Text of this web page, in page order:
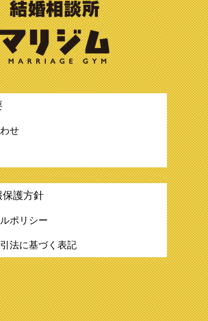
せ
護方針
ポリシー
法に基づく表記